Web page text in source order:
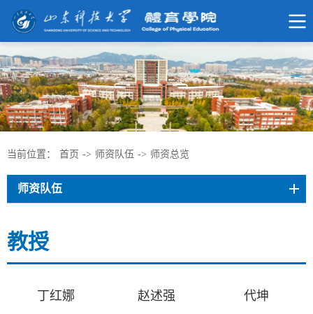
当前位置： 首页 -> 师资队伍 -> 师资总览
师资队伍
教授
丁红娜 赵述强 代坤